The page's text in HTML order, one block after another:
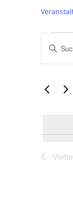
und
Bitte
eingeben.
nach